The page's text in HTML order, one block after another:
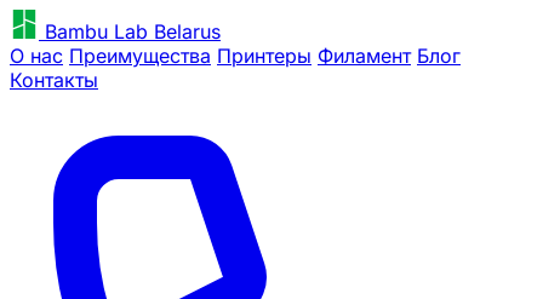
Bambu Lab Belarus
О нас Преимущества Принтеры Филамент Блог
Контакты